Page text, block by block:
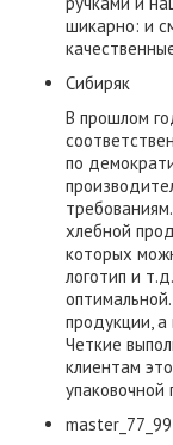
шикарно: и
Сибиряк
В прошлом
по
хлебной
которых
логотип и
продукции,
Четкие
клиентам
упаковочной
master_77_99